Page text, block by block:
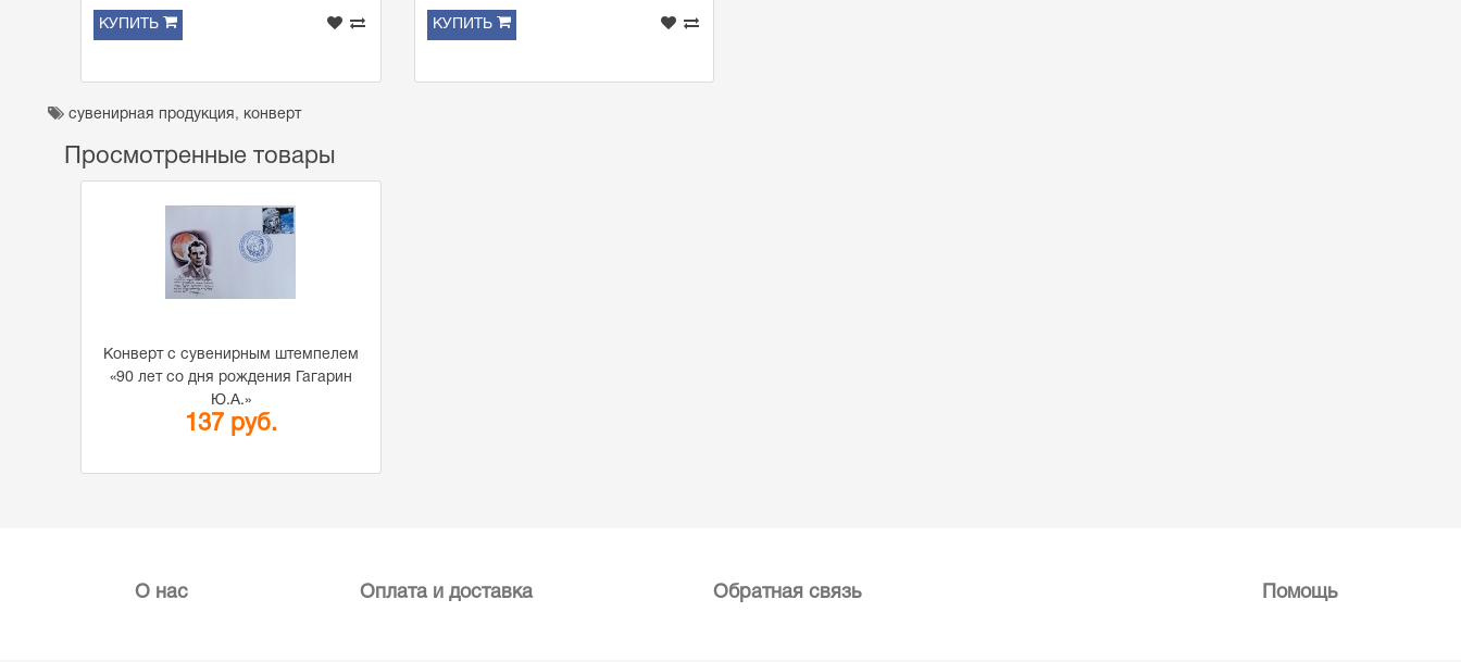
КУПИТЬ КУПИТЬ
сувенирная продукция, конверт
Просмотренные товары
Конверт с сувенирным штемпелем
«90 лет со дня рождения Гагарин
Ю.А.»
137 руб.
О нас Оплата и доставка Обратная связь Помощь